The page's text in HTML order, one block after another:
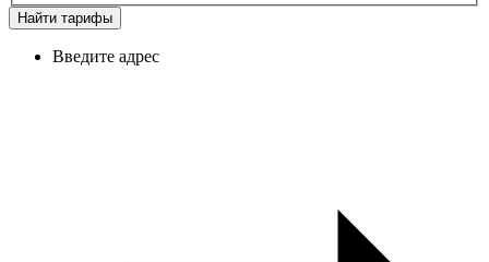
Найти тарифы
Введите адрес